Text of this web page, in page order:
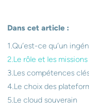
Dans cet article :
Qu’est-ce qu’un
Le rôle et les
Les compétences
Le choix des
Le cloud souverain